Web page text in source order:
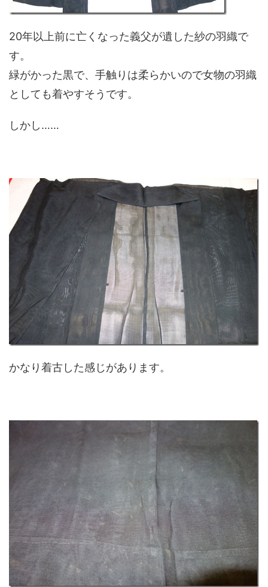
20年以上前に亡くなった義父が遺した紗の羽織で
す。
緑がかった黒で、手触りは柔らかいので女物の羽織
としても着やすそうです。
しかし……
かなり着古した感じがあります。